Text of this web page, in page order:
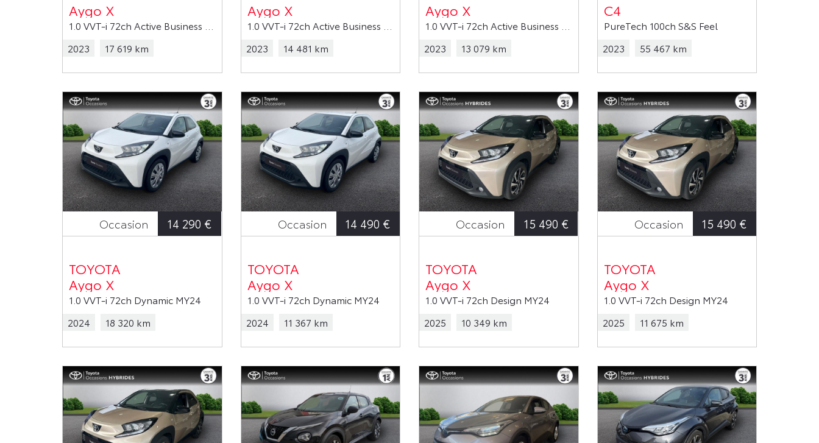
Aygo X
2023
17 619 km
Aygo X
2023
14 481 km
Aygo X
2023
13 079 km
C4
PureTech 100ch S&S Feel
2023
55 467 km
Occasion 14 290 €
TOYOTA
Aygo X
1.0 VVT-i 72ch Dynamic MY24
2024
18 320 km
Occasion 14 490 €
TOYOTA
Aygo X
1.0 VVT-i 72ch Dynamic MY24
2024
11 367 km
Occasion 15 490 €
TOYOTA
Aygo X
1.0 VVT-i 72ch Design MY24
2025
10 349 km
Occasion 15 490 €
TOYOTA
Aygo X
1.0 VVT-i 72ch Design MY24
2025
11 675 km